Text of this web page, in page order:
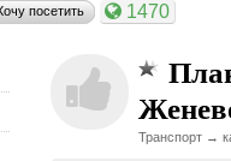
посетить 1470
Транспорт →